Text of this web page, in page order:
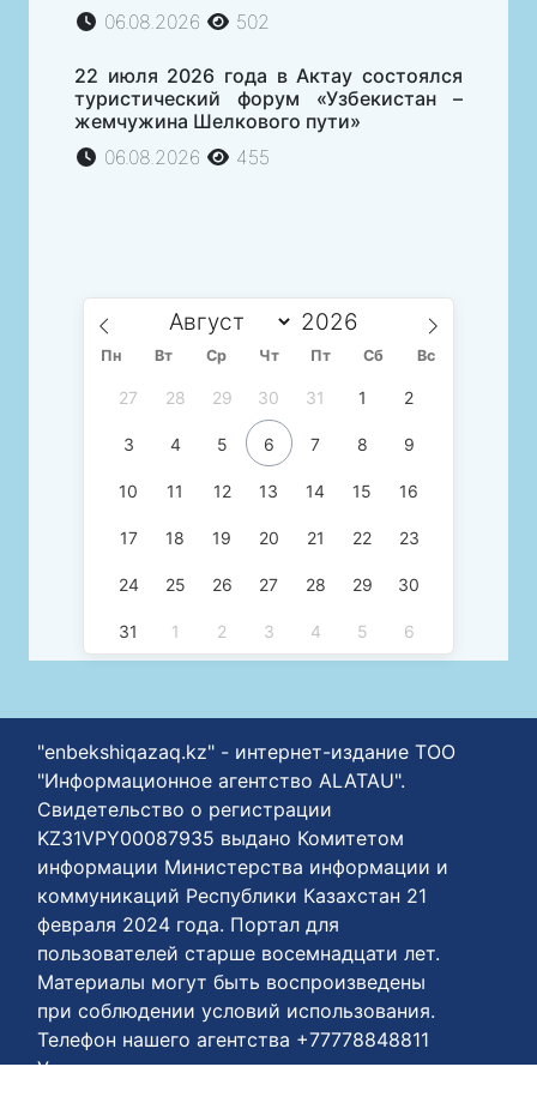
06.08.2026
502
22 июля 2026 года в Актау состоялся
туристический форум «Узбекистан –
жемчужина Шелкового пути»
06.08.2026
455
Пн Вт Ср Чт Пт Сб Вс
27 28 29 30 31 1 2
3 4 5 6 7 8 9
10 11 12 13 14 15 16
17 18 19 20 21 22 23
24 25 26 27 28 29 30
31 1 2 3 4 5 6
"enbekshiqazaq.kz" - интернет-издание ТОО
"Информационное агентство ALATAU".
Свидетельство о регистрации
KZ31VPY00087935 выдано Комитетом
информации Министерства информации и
коммуникаций Республики Казахстан 21
февраля 2024 года. Портал для
пользователей старше восемнадцати лет.
Материалы могут быть воспроизведены
при соблюдении условий использования.
Телефон нашего агентства +77778848811
Условия пользования: